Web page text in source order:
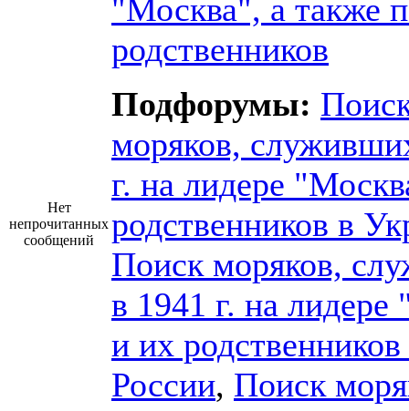
Нет
непрочитанных
сообщений
"Москва", а также
родственников
Подфорумы:
моряков,
г. на лидере
родственников в
Поиск моряков,
в 1941 г. на
и их родственников
России, Поиск